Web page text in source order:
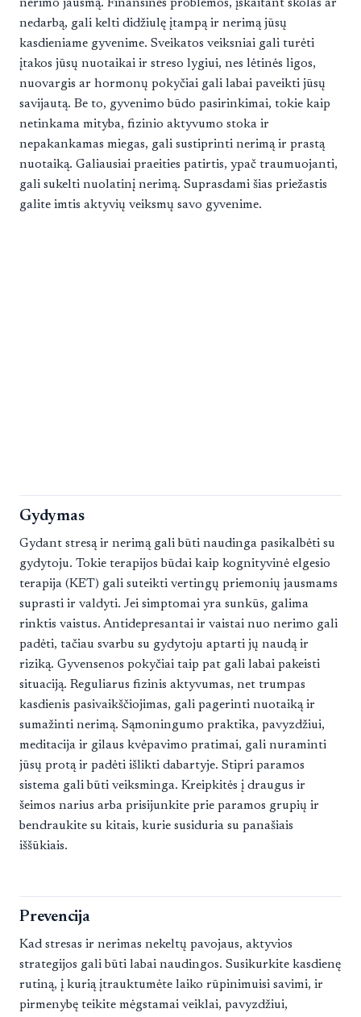
nerimo jausmą. Finansinės problemos, įskaitant skolas ar
nedarbą, gali kelti didžiulę įtampą ir nerimą jūsų
kasdieniame gyvenime. Sveikatos veiksniai gali turėti
įtakos jūsų nuotaikai ir streso lygiui, nes lėtinės ligos,
nuovargis ar hormonų pokyčiai gali labai paveikti jūsų
savijautą. Be to, gyvenimo būdo pasirinkimai, tokie kaip
netinkama mityba, fizinio aktyvumo stoka ir
nepakankamas miegas, gali sustiprinti nerimą ir prastą
nuotaiką. Galiausiai praeities patirtis, ypač traumuojanti,
gali sukelti nuolatinį nerimą. Suprasdami šias priežastis
galite imtis aktyvių veiksmų savo gyvenime.
Gydymas
Gydant stresą ir nerimą gali būti naudinga pasikalbėti su
gydytoju. Tokie terapijos būdai kaip kognityvinė elgesio
terapija (KET) gali suteikti vertingų priemonių jausmams
suprasti ir valdyti. Jei simptomai yra sunkūs, galima
rinktis vaistus. Antidepresantai ir vaistai nuo nerimo gali
padėti, tačiau svarbu su gydytoju aptarti jų naudą ir
riziką. Gyvensenos pokyčiai taip pat gali labai pakeisti
situaciją. Reguliarus fizinis aktyvumas, net trumpas
kasdienis pasivaikščiojimas, gali pagerinti nuotaiką ir
sumažinti nerimą. Sąmoningumo praktika, pavyzdžiui,
meditacija ir gilaus kvėpavimo pratimai, gali nuraminti
jūsų protą ir padėti išlikti dabartyje. Stipri paramos
sistema gali būti veiksminga. Kreipkitės į draugus ir
šeimos narius arba prisijunkite prie paramos grupių ir
bendraukite su kitais, kurie susiduria su panašiais
iššūkiais.
Prevencija
Kad stresas ir nerimas nekeltų pavojaus, aktyvios
strategijos gali būti labai naudingos. Susikurkite kasdienę
rutiną, į kurią įtrauktumėte laiko rūpinimuisi savimi, ir
pirmenybę teikite mėgstamai veiklai, pavyzdžiui,